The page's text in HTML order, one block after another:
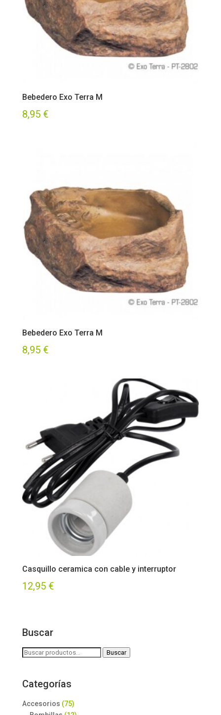
Bebedero Exo Terra M
8,95 €
Bebedero Exo Terra M
8,95 €
Casquillo ceramica con cable y interruptor
12,95 €
Buscar
Buscar
Buscar
Categorías
Accesorios (75)